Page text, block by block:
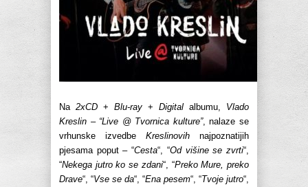
Na 2xCD + Blu-ray + Digital albumu, Vlado
Kreslin – “Live @ Tvornica kulture”, nalaze se
vrhunske izvedbe Kreslinovih najpoznatijih
pjesama poput – “Cesta“, “Od višine se zvrti“,
“Nekega jutro ko se zdani“, “Preko Mure, preko
Drave“, “Vse se da“, “Ena pesem“, “Tvoje jutro“,